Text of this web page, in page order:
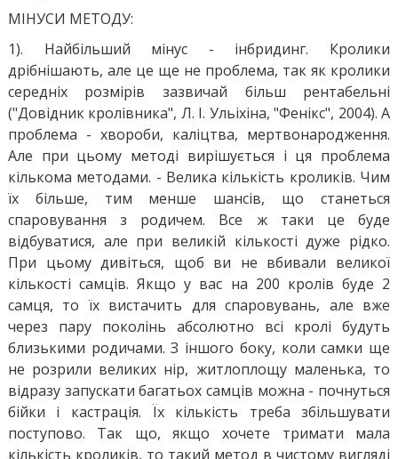
МІНУСИ МЕТОДУ:
1). Найбільший мінус - інбридинг. Кролики
дрібнішають, але це ще не проблема, так як кролики
середніх розмірів зазвичай більш рентабельні
("Довідник кролівника", Л. І. Ульіхіна, "Фенікс", 2004). А
проблема - хвороби, каліцтва, мертвонародження.
Але при цьому методі вирішується і ця проблема
кількома методами. - Велика кількість кроликів. Чим
їх більше, тим менше шансів, що станеться
спаровування з родичем. Все ж таки це буде
відбуватися, але при великій кількості дуже рідко.
При цьому дивіться, щоб ви не вбивали великої
кількості самців. Якщо у вас на 200 кролів буде 2
самця, то їх вистачить для спаровувань, але вже
через пару поколінь абсолютно всі кролі будуть
близькими родичами. З іншого боку, коли самки ще
не розрили великих нір, житлоплощу маленька, то
відразу запускати багатьох самців можна - почнуться
бійки і кастрація. Їх кількість треба збільшувати
поступово. Так що, якщо хочете тримати мала
кількість кроликів, то такий метод в чистому вигляді